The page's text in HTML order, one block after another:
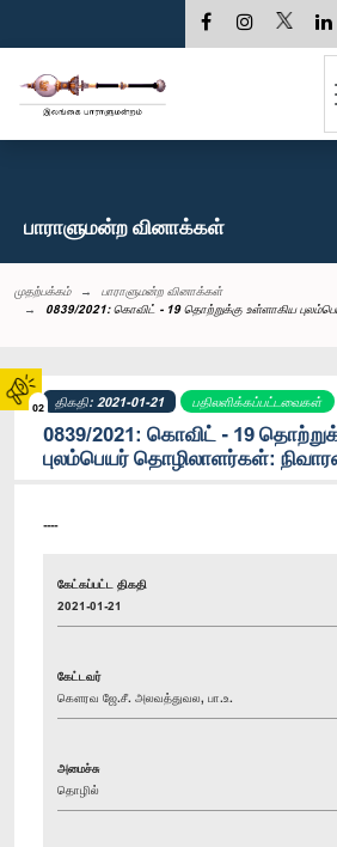
02
பாராளுமன்ற வினாக்கள்
முதற்பக்கம்
பாராளுமன்ற வினாக்கள்
0839/2021: கொவிட் - 19 தொற்றுக்கு உள்ளாகிய
திகதி: 2021-01-21 பதிலளிக்கப்பட்டவைகள்
0839/2021: கொவிட் - 19
புலம்பெயர் தொழிலாளர்கள்:
----
கேட்கப்பட்ட திகதி
2021-01-21
கேட்டவர்
கௌரவ ஜே.சீ. அலவத்துவல, பா.உ.
அமைச்சு
தொழில்